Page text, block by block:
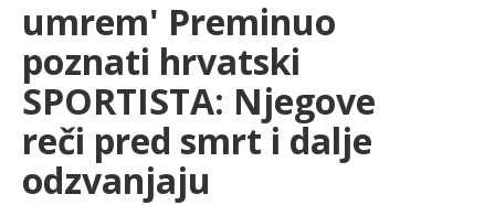
SPORT
LIFESTYLE
umrem' Preminuo
poznati hrvatski
SPORTISTA: Njegove
reči pred smrt i dalje
odzvanjaju